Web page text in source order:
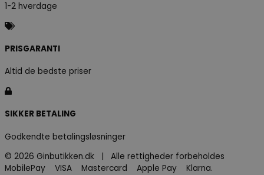
1-2 hverdage
PRISGARANTI
Altid de bedste priser
SIKKER BETALING
Godkendte betalingsløsninger
© 2026 Ginbutikken.dk | Alle rettigheder forbeholdes
MobilePay VISA Mastercard Apple Pay Klarna.